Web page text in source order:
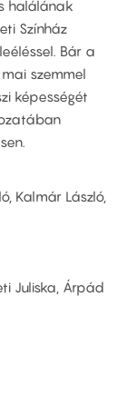
halálának
Színház
Bár a
szemmel
képességét
Kalmár László,
Juliska, Árpád